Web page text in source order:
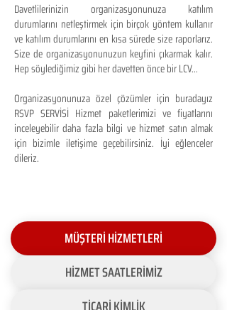
Davetlilerinizin organizasyonunuza katılım
durumlarını netleştirmek için birçok yöntem kullanır
ve katılım durumlarını en kısa sürede size raporlarız.
Size de organizasyonunuzun keyfini çıkarmak kalır.
Hep söylediğimiz gibi her davetten önce bir LCV...
Organizasyonunuza özel çözümler için buradayız
RSVP SERVİSİ Hizmet paketlerimizi ve fiyatlarını
inceleyebilir daha fazla bilgi ve hizmet satın almak
için bizimle iletişime geçebilirsiniz. İyi eğlenceler
dileriz.
MÜŞTERİ HİZMETLERİ
HİZMET SAATLERİMİZ